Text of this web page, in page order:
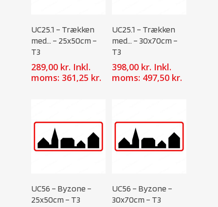
UC25.1 – Trækken
med… – 25x50cm –
T3
289,00 kr. Inkl.
moms: 361,25 kr.
UC25.1 – Trækken
med… – 30x70cm –
T3
398,00 kr. Inkl.
moms: 497,50 kr.
UC56 – Byzone –
25x50cm – T3
UC56 – Byzone –
30x70cm – T3